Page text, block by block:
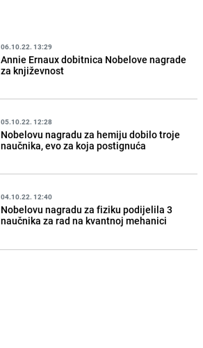
06.10.22. 13:29
Annie Ernaux dobitnica Nobelove nagrade
za književnost
05.10.22. 12:28
Nobelovu nagradu za hemiju dobilo troje
naučnika, evo za koja postignuća
04.10.22. 12:40
Nobelovu nagradu za fiziku podijelila 3
naučnika za rad na kvantnoj mehanici